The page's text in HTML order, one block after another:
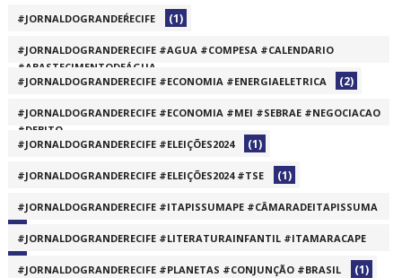
#JORNALDOGRANDEŔECIFE (1)
#JORNALDOGRANDERECIFE #AGUA #COMPESA #CALENDARIO
#ABASTECIMENTODEÁGUA
(1)
#JORNALDOGRANDERECIFE #ECONOMIA #ENERGIAELETRICA (2)
#JORNALDOGRANDERECIFE #ECONOMIA #MEI #SEBRAE #NEGOCIACAO
#DEBITO
(1)
#JORNALDOGRANDERECIFE #ELEIÇÕES2024 (1)
#JORNALDOGRANDERECIFE #ELEIÇÕES2024 #TSE (1)
#JORNALDOGRANDERECIFE #ITAPISSUMAPE #CÂMARADEITAPISSUMA
(1)
#JORNALDOGRANDERECIFE #LITERATURAINFANTIL #ITAMARACAPE
(1)
#JORNALDOGRANDERECIFE #PLANETAS #CONJUNÇÃO #BRASIL (1)